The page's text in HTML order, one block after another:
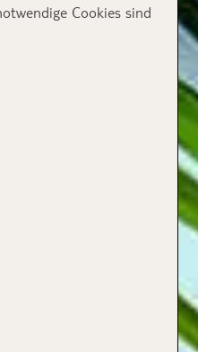
Cookies sind